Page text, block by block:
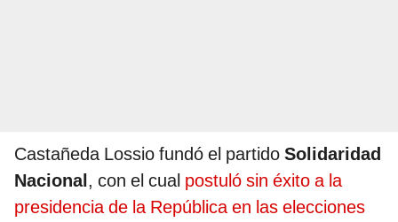
Castañeda Lossio fundó el partido Solidaridad
Nacional, con el cual postuló sin éxito a la
presidencia de la República en las elecciones